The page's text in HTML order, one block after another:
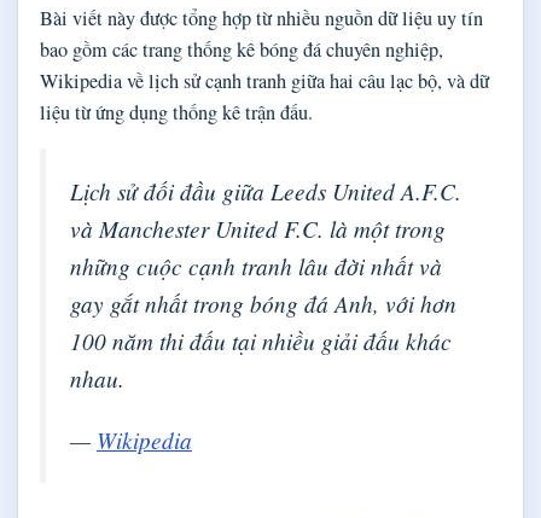
Bài viết này được tổng hợp từ nhiều nguồn dữ liệu uy tín
bao gồm các trang thống kê bóng đá chuyên nghiệp,
Wikipedia về lịch sử cạnh tranh giữa hai câu lạc bộ, và dữ
liệu từ ứng dụng thống kê trận đấu.
Lịch sử đối đầu giữa Leeds United A.F.C.
và Manchester United F.C. là một trong
những cuộc cạnh tranh lâu đời nhất và
gay gắt nhất trong bóng đá Anh, với hơn
100 năm thi đấu tại nhiều giải đấu khác
nhau.
— Wikipedia